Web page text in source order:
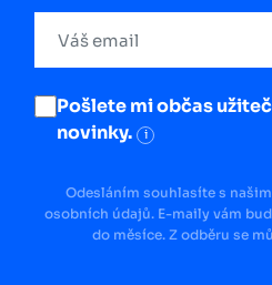
Pošlete mi občas
novinky.
i
Odesláním souhlasíte s
osobních údajů. E-maily vám
do měsíce. Z odběru se